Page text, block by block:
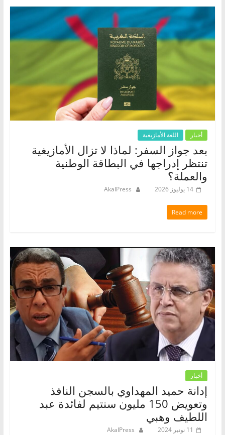
أخبار اللغة الأمازيغية
بعد جواز السفر: لماذا لا تزال الأمازيغية
تنتظر إدراجها في البطاقة الوطنية
والعملة؟
14 يوليوز 2026 AkalPress
Read more
أخبار
إدانة حميد المهداوي بالسجن النافذ
وتعويض 150 مليون سنتيم لفائدة عبد
اللطيف وهبي
11 نونبر 2024 AkalPress